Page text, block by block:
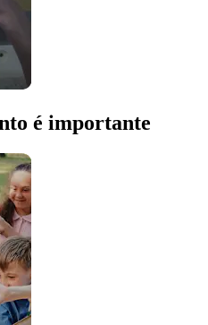
é importante